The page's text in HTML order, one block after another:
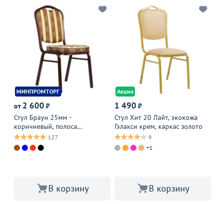
МИНПРОМТОРГ
от 2 600 ₽
Стул Браун 25мм -
коричневый, полоса
коричневая127
В корзину
Акция
1 490 ₽
Стул Хит 20 Лайт, экокожа
Гэлакси крем, каркас золото
9
+1
В корзину